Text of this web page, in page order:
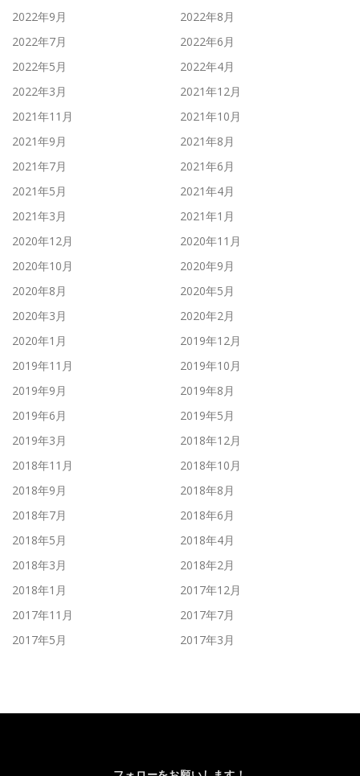
2022年9月
2022年8月
2022年7月
2022年6月
2022年5月
2022年4月
2022年3月
2021年12月
2021年11月
2021年10月
2021年9月
2021年8月
2021年7月
2021年6月
2021年5月
2021年4月
2021年3月
2021年1月
2020年12月
2020年11月
2020年10月
2020年9月
2020年8月
2020年5月
2020年3月
2020年2月
2020年1月
2019年12月
2019年11月
2019年10月
2019年9月
2019年8月
2019年6月
2019年5月
2019年3月
2018年12月
2018年11月
2018年10月
2018年9月
2018年8月
2018年7月
2018年6月
2018年5月
2018年4月
2018年3月
2018年2月
2018年1月
2017年12月
2017年11月
2017年7月
2017年5月
2017年3月